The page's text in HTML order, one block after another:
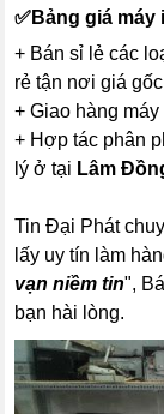
✅Bảng giá
+ Bán sỉ lẻ các
rẻ tận nơi giá gốc
+ Giao hàng
+ Hợp tác phân
lý ở tại Lâm
Tin Đại Phát
lấy uy tín làm
vạn niềm tin",
bạn hài lòng.